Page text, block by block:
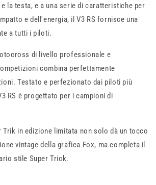
la testa, e a una serie di caratteristiche per
e dell'energia, il V3 RS fornisce una
a tutti i piloti.
di livello professionale e
combina perfettamente
Testato e perfezionato dai piloti più
RS è progettato per i campioni di
Trik in edizione limitata non solo dà un tocco
vintage della grafica Fox, ma completa il
stile Super Trick.